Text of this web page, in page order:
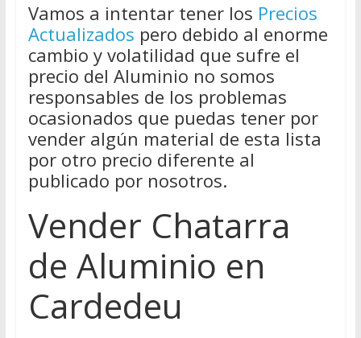
Vamos a intentar tener los Precios
Actualizados pero debido al enorme
cambio y volatilidad que sufre el
precio del Aluminio no somos
responsables de los problemas
ocasionados que puedas tener por
vender algún material de esta lista
por otro precio diferente al
publicado por nosotros.
Vender Chatarra
de Aluminio en
Cardedeu